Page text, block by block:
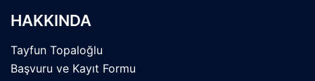
HAKKINDA
Tayfun Topaloğlu
Başvuru ve Kayıt Formu